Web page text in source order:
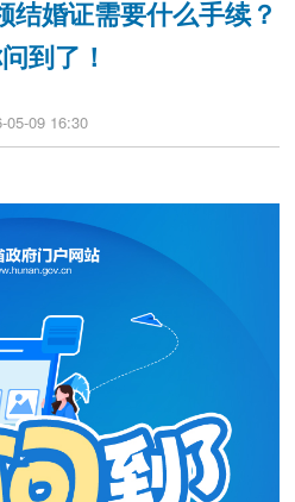
结婚证需要什么手续？
到了！
05-09 16:30